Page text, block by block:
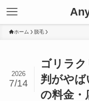
ホーム 脱毛
ゴリラ
判がやば
の料金・
2026
7/14